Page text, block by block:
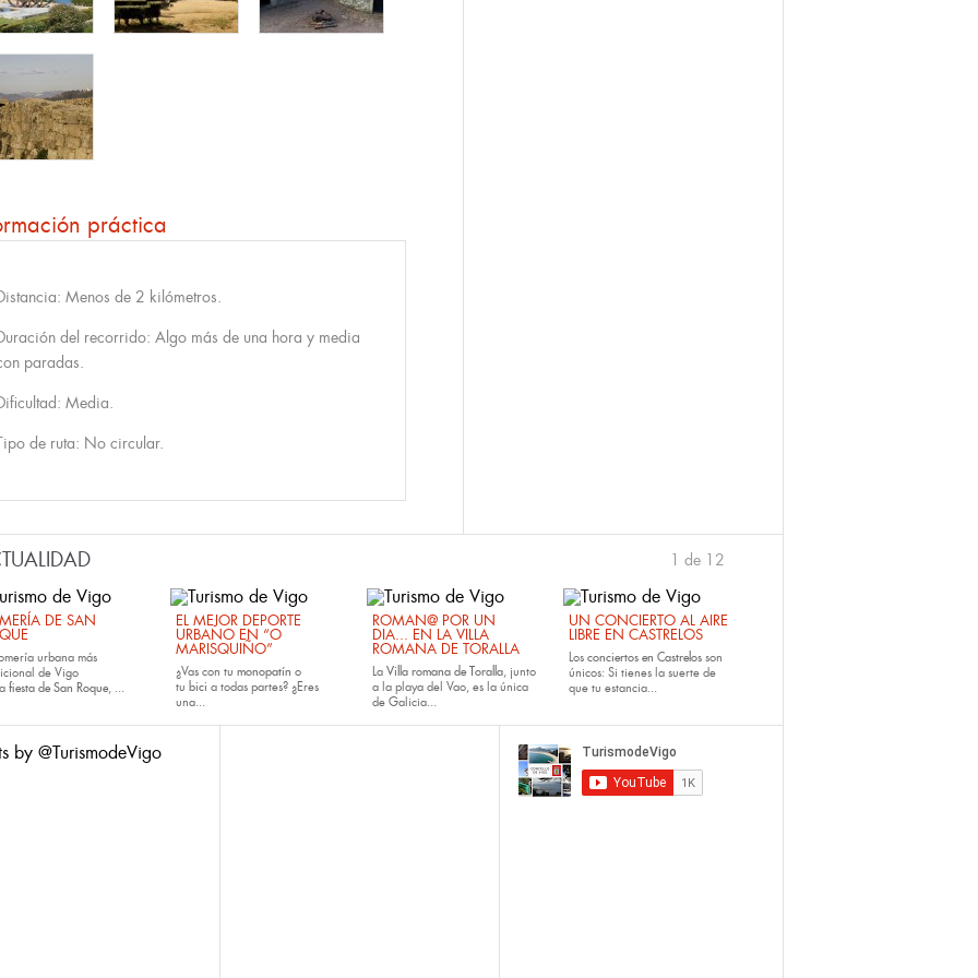
práctica
Menos de 2 kilómetros.
del recorrido: Algo más de una hora y media
paradas.
Media.
de ruta: No circular.
DE SAN
urbana más
de Vigo
fiesta de San Roque, ...
EL MEJOR DEPORTE
URBANO EN “O
MARISQUIÑO”
¿Vas con tu monopatín o
tu bici a todas partes? ¿Eres
una...
ROMAN@ POR UN
DIA... EN LA VILLA
ROMANA DE TORALLA
La Villa romana de Toralla, junto
a la playa del Vao, es la única
de Galicia...
UN CONCIERTO AL AIRE
LIBRE EN CASTRELOS
Los conciertos en Castrelos son
únicos: Si tienes la suerte de
que tu estancia...
1 de 12
by @TurismodeVigo